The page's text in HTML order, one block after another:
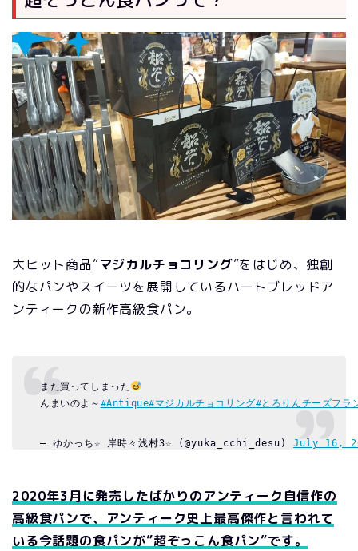
大ヒット商品”マジカルチョコリング”をはじめ、独創
的なパンやスイーツを展開しているハートブレッドア
ンティークの新作高級食パン。
また買ってしまった
んまいのよ～ #Antique#マジカルチョコリング#とろりんチーズフラ
— ゆかっち☆ 岸時々浅村3☆ (@yuka_cchi_desu) July 16,
2020年3月に発売したばかりのアンティーク自信作の
高級食パンで、アンティーク史上最高傑作と言われて
いる今話題の食パンが”超ぞっこん食パン”です。